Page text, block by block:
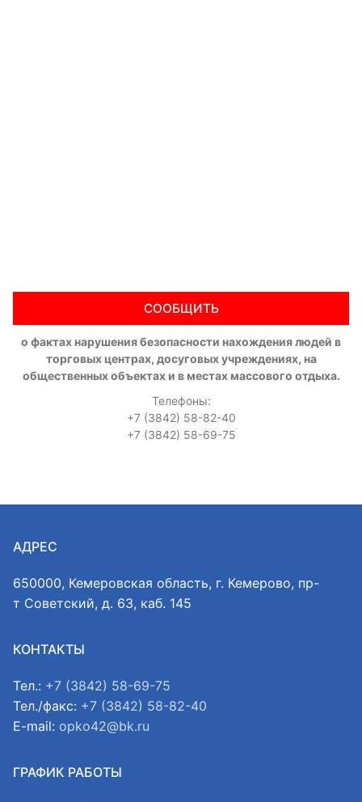
СООБЩИТЬ
о фактах нарушения безопасности нахождения людей в
торговых центрах, досуговых учреждениях, на
общественных объектах и в местах массового отдыха.
Телефоны:
+7 (3842) 58-82-40
+7 (3842) 58-69-75
АДРЕС
650000, Кемеровская область, г. Кемерово, пр-
т Советский, д. 63, каб. 145
КОНТАКТЫ
Тел.: +7 (3842) 58-69-75
Тел./факс: +7 (3842) 58-82-40
E-mail: opko42@bk.ru
ГРАФИК РАБОТЫ